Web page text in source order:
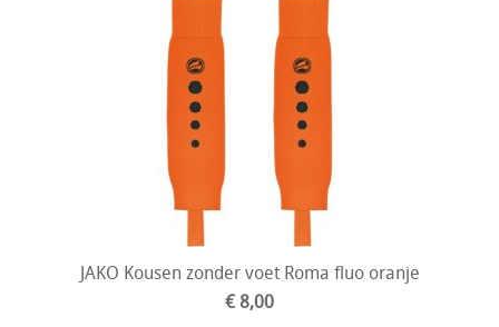
JAKO Kousen zonder voet Roma fluo oranje
€ 8,00